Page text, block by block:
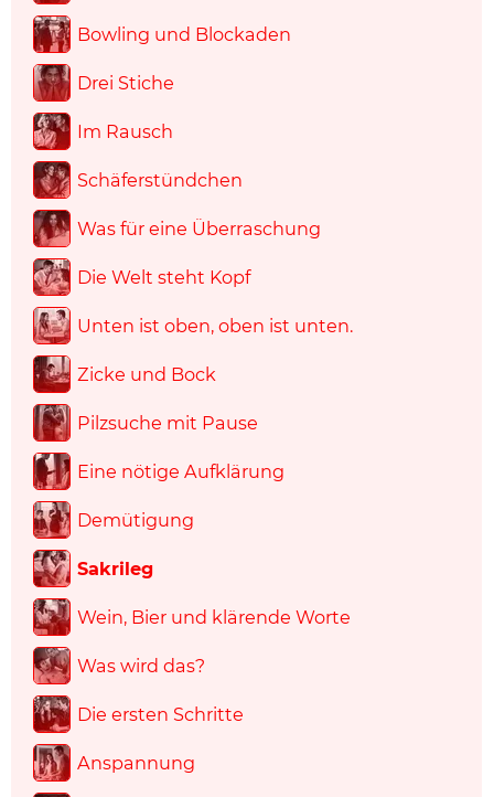
Bowling und Blockaden
Drei Stiche
Im Rausch
Schäferstündchen
Was für eine Überraschung
Die Welt steht Kopf
Unten ist oben, oben ist unten.
Zicke und Bock
Pilzsuche mit Pause
Eine nötige Aufklärung
Demütigung
Sakrileg
Wein, Bier und klärende Worte
Was wird das?
Die ersten Schritte
Anspannung